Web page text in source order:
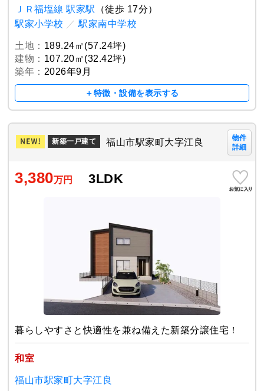
ＪＲ福塩線 駅家駅
（徒歩 17分）
駅家小学校 ／ 駅家南中学校
土地： 189.24㎡(57.24坪)
建物： 107.20㎡(32.42坪)
築年： 2026年9月
＋特徴・設備を表示する
新築一戸建て 福山市駅家町大字江良
物件
詳細
3,380万円 3LDK
暮らしやすさと快適性を兼ね備えた新築分譲住宅！
和室
福山市駅家町大字江良